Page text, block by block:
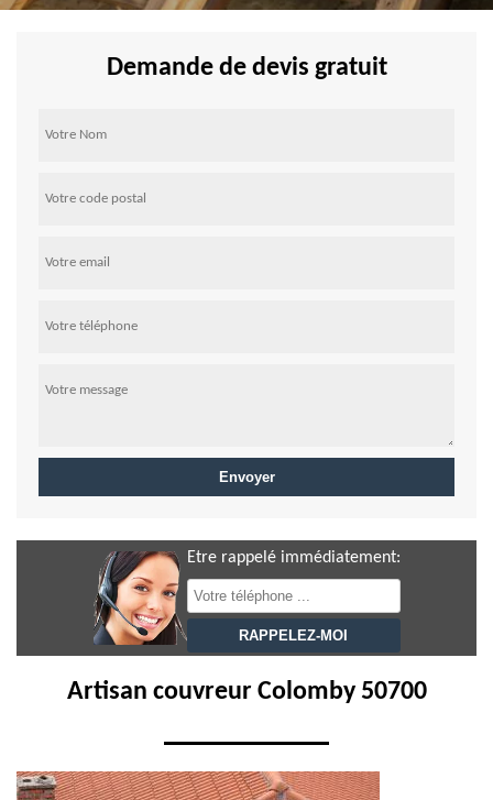
Demande de devis gratuit
Etre rappelé immédiatement:
Artisan couvreur Colomby 50700